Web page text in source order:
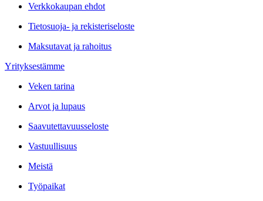
Verkkokaupan ehdot
Tietosuoja- ja rekisteriseloste
Maksutavat ja rahoitus
Yrityksestämme
Veken tarina
Arvot ja lupaus
Saavutettavuusseloste
Vastuullisuus
Meistä
Työpaikat